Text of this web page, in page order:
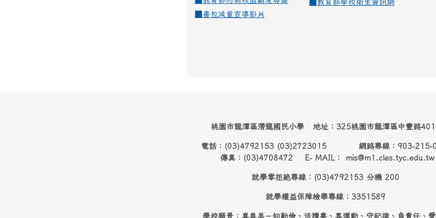
教育部學校衛生資訊網
書包減重宣導影片
桃園市龍潭區潛龍國民小學 地址：325桃園市龍潭區中豐路
電話：(03)4792153 (03)2723015 網路專線：903-215-
傳真：(03)4708472 E- MAIL： mis@m1.cles.tyc.edu.tw
就學零拒絶專線：(03)4792153 分機 200
就學權益保障檢舉專線：3351589
學校願景：真善美－知勤儉、活讀書、喜運動、守紀律、負責任、